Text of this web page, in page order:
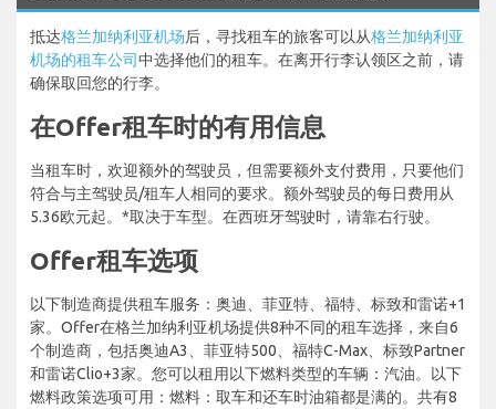
抵达格兰加纳利亚机场后，寻找租车的旅客可以从格兰加纳利亚
机场的租车公司中选择他们的租车。在离开行李认领区之前，请
确保取回您的行李。
在Offer租车时的有用信息
当租车时，欢迎额外的驾驶员，但需要额外支付费用，只要他们
符合与主驾驶员/租车人相同的要求。额外驾驶员的每日费用从
5.36欧元起。*取决于车型。在西班牙驾驶时，请靠右行驶。
Offer租车选项
以下制造商提供租车服务：奥迪、菲亚特、福特、标致和雷诺+1
家。Offer在格兰加纳利亚机场提供8种不同的租车选择，来自6
个制造商，包括奥迪A3、菲亚特500、福特C-Max、标致Partner
和雷诺Clio+3家。您可以租用以下燃料类型的车辆：汽油。以下
燃料政策选项可用：燃料：取车和还车时油箱都是满的。共有8